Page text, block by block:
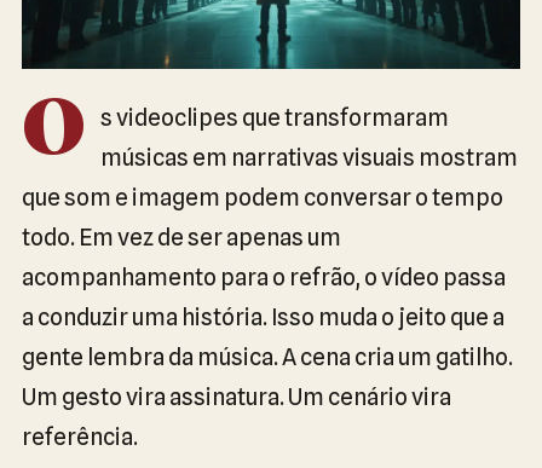
O
s videoclipes que transformaram
músicas em narrativas visuais mostram
que som e imagem podem conversar o tempo
todo. Em vez de ser apenas um
acompanhamento para o refrão, o vídeo passa
a conduzir uma história. Isso muda o jeito que a
gente lembra da música. A cena cria um gatilho.
Um gesto vira assinatura. Um cenário vira
referência.